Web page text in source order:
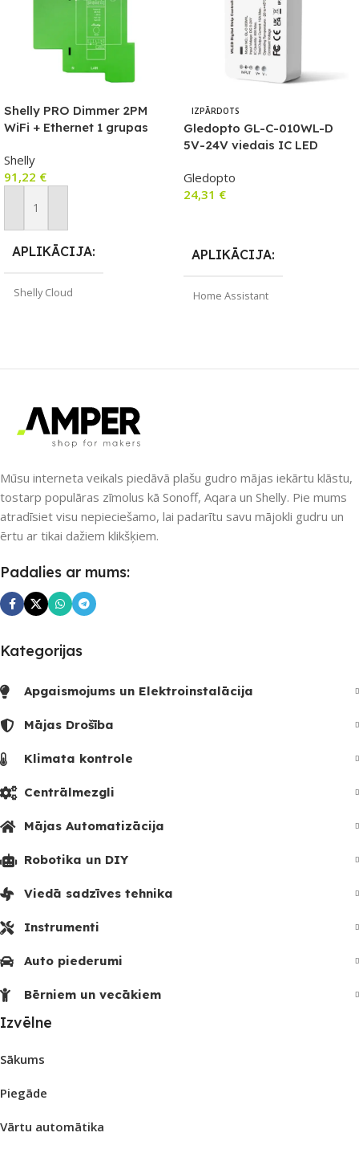
Shelly PRO Dimmer 2PM
WiFi + Ethernet 1 grupas
sliedes atbalstu
Shelly
91,22 €
Pievienot Grozam
APLIKĀCIJA
Shelly Cloud
Ethernet / LAN Wi-Fi
PIEEJAMS UZREIZ
Nē
SKAITS
IZPĀRDOTS
Gledopto GL-C-010WL-D
5V-24V viedais IC LED
platformu) ar mikrofonu un
DIY programmaparatūras
Gledopto
24,31 €
APLIKĀCIJA
Home Assistant
Nē
UZREIZ PIEEJAMAIS
Mūsu interneta veikals piedāvā plašu gudro mājas iekārtu klāstu,
tostarp populāras zīmolus kā Sonoff, Aqara un Shelly. Pie mums
atradīsiet visu nepieciešamo, lai padarītu savu mājokli gudru un
ērtu ar tikai dažiem klikšķiem.
Padalies ar mums:
Kategorijas
Apgaismojums un Elektroinstalācija
Mājas Drošība
Klimata kontrole
Centrālmezgli
Mājas Automatizācija
Robotika un DIY
Viedā sadzīves tehnika
Instrumenti
Auto piederumi
Bērniem un vecākiem
Izvēlne
Sākums
Piegāde
Vārtu automātika